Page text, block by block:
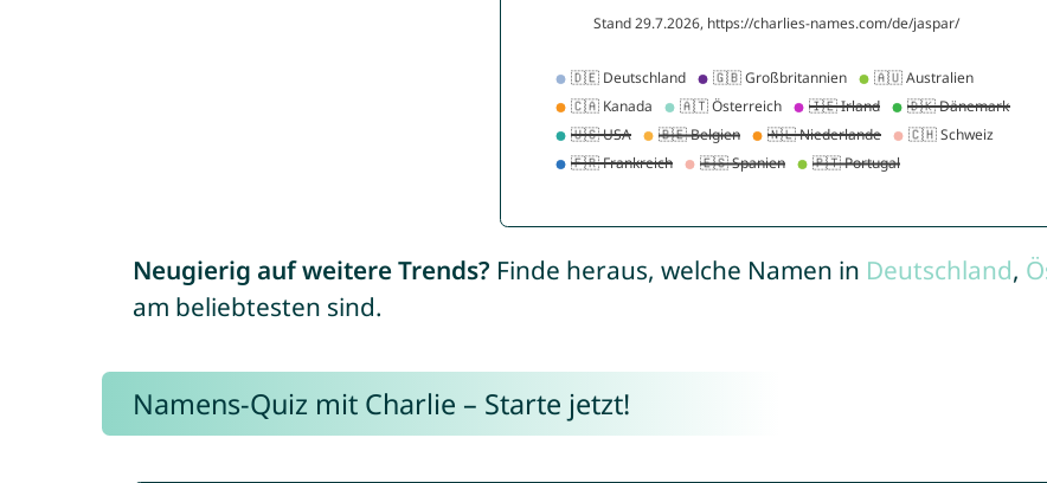
Neugierig auf weitere Trends? Finde heraus, welche Namen in Deutschland,
am beliebtesten sind.
Namens-Quiz mit Charlie – Starte jetzt!